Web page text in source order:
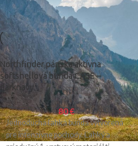
Domov/ Turistické oblečenie/Pánske
Northfinder pánska aktívna
softshellová bunda CASE –
darknavy
80€
Jednoduchá ľahká bunda vytvorená
pre intenzívne pochody. Ľahký a